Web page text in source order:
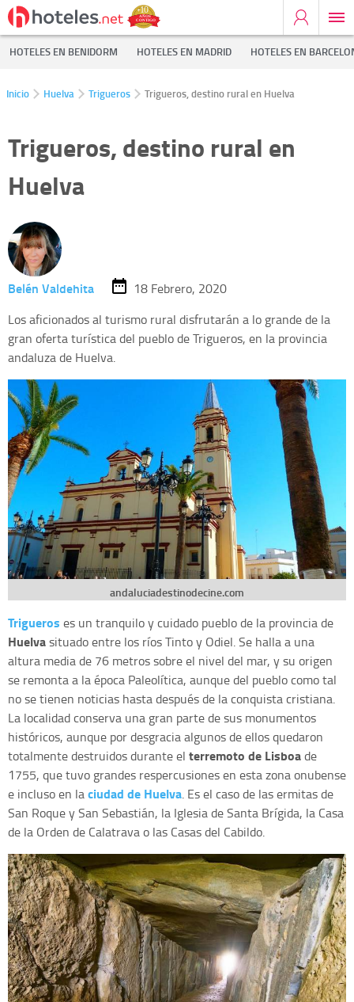
HOTELES EN BENIDORM HOTELES EN MADRID HOTELES EN
Inicio Huelva Trigueros Trigueros, destino rural en Huelva
Trigueros, destino rural en
Huelva
Belén Valdehita
18 Febrero, 2020
Los aficionados al turismo rural disfrutarán a lo grande de la
gran oferta turística del pueblo de Trigueros, en la provincia
andaluza de Huelva.
andaluciadestinodecine.com
Trigueros es un tranquilo y cuidado pueblo de la provincia de
Huelvasituado entre los ríos Tinto y Odiel. Se halla a una
altura media de 76 metros sobre el nivel del mar, y su origen
se remonta a la época Paleolítica, aunque del pueblo como tal
no se tienen noticias hasta después de la conquista cristiana.
La localidad conserva una gran parte de sus monumentos
históricos, aunque por desgracia algunos de ellos quedaron
totalmente destruidos durante el terremoto de Lisboade
1755, que tuvo grandes respercusiones en esta zona onubense
e incluso en laciudad de Huelva. Es el caso de las ermitas de
San Roque y San Sebastián, la Iglesia de Santa Brígida, la Casa
de la Orden de Calatrava o las Casas del Cabildo.